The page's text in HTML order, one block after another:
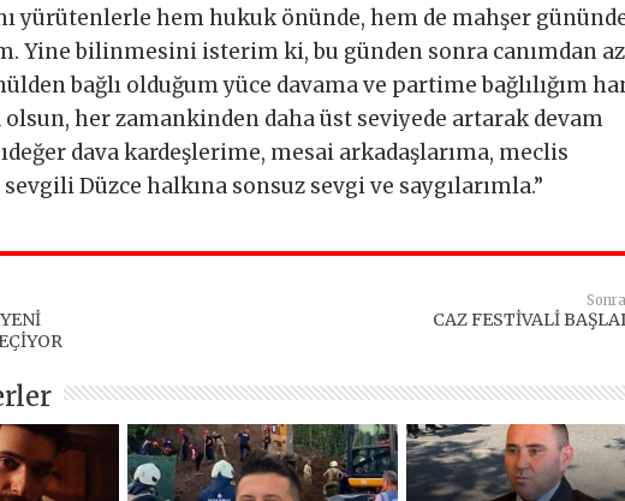
yürütenlerle hem hukuk önünde, hem de mahşer
Yine bilinmesini isterim ki, bu günden sonra canımdan
bağlı olduğum yüce davama ve partime bağlılığım
olsun, her zamankinden daha üst seviyede artarak devam
dava kardeşlerime, mesai arkadaşlarıma, meclis
Düzce halkına sonsuz sevgi ve saygılarımla.”
CAZ FESTİVALİ